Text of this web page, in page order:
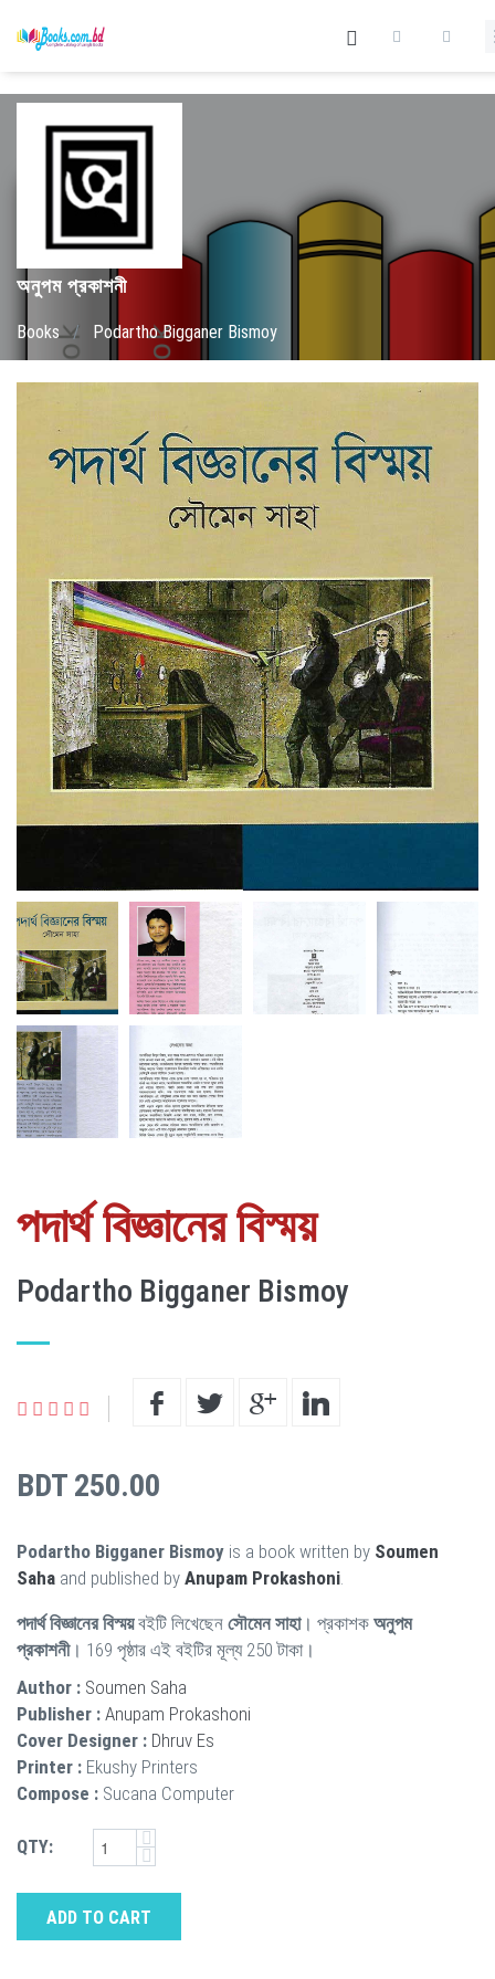
অনুপম প্রকাশনী
Books / Podartho Bigganer Bismoy
পদার্থ বিজ্ঞানের বিস্ময়
Podartho Bigganer Bismoy
BDT 250.00
Podartho Bigganer Bismoy is a book written by Soumen
Saha and published by Anupam Prokashoni
পদার্থ বিজ্ঞানের বিস্ময়বইটি লিখেছেন সৌমেন সাহা। প্রকাশক অনুপম
প্রকাশনী। 169 পৃষ্ঠার এই বইটির মূল্য 250 টাকা।
Author : Soumen Saha
Publisher : Anupam Prokashoni
Cover Designer : Dhruv Es
Printer : Ekushy Printers
Compose : Sucana Computer
QTY:
ADD TO CART